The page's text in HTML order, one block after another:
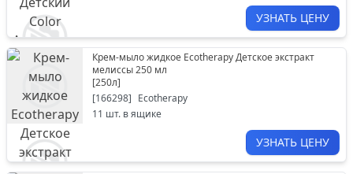
УЗНАТЬ ЦЕНУ
Крем-мыло жидкое Ecotherapy Детское экстракт
мелиссы 250 мл
[250л]
[166298] Ecotherapy
11 шт. в ящике
УЗНАТЬ ЦЕНУ